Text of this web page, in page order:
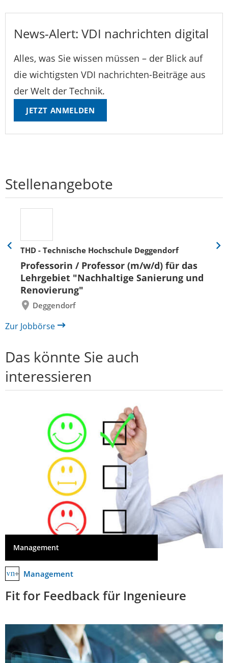
News-Alert: VDI nachrichten digital
Alles, was Sie wissen müssen – der Blick auf
die wichtigsten VDI nachrichten-Beiträge aus
der Welt der Technik.
JETZT ANMELDEN
Stellenangebote
THD - Technische Hochschule Deggendorf
Professorin / Professor (m/w/d) für das
Lehrgebiet "Nachhaltige Sanierung und
Renovierung"
Deggendorf
Eine
zurück
Eine
Zur Jobbörse
Das könnte Sie auch
interessieren
Management
Management
Fit for Feedback für Ingenieure